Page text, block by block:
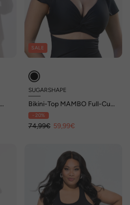
SALE
SUGARSHAPE
Bikini-Top MAMBO Full-Cup-
Bikini
- 20%
74,99€ 59,99€